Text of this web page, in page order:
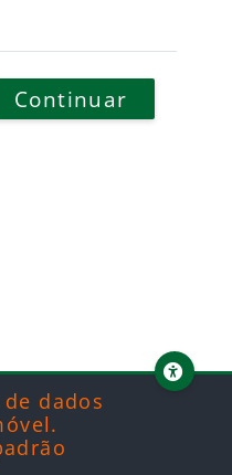
Continuar
dados